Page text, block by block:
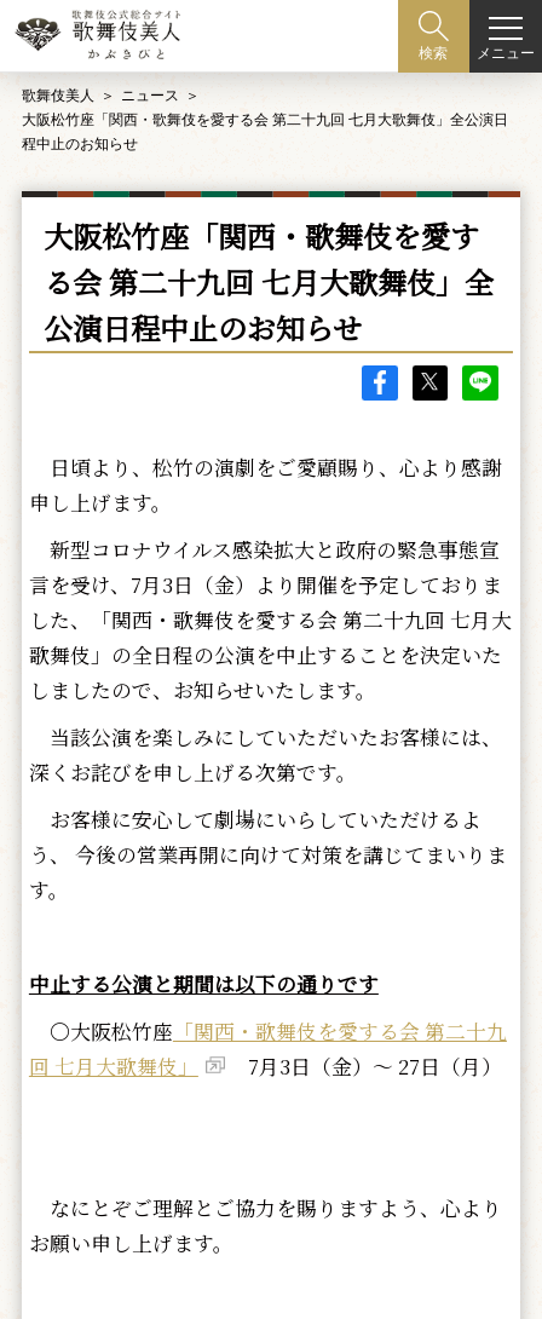
検索 メニュー
歌舞伎美人
ニュース
大阪松竹座「関西・歌舞伎を愛する会 第二十九回 七月大歌舞伎」全公演日
程中止のお知らせ
大阪松竹座「関西・歌舞伎を愛す
る会 第二十九回 七月大歌舞伎」全
公演日程中止のお知らせ
日頃より、松竹の演劇をご愛顧賜り、心より感謝
申し上げます。
新型コロナウイルス感染拡大と政府の緊急事態宣
言を受け、7月3日（金）より開催を予定しておりま
した、「関西・歌舞伎を愛する会 第二十九回 七月大
歌舞伎」の全日程の公演を中止することを決定いた
しましたので、お知らせいたします。
当該公演を楽しみにしていただいたお客様には、
深くお詫びを申し上げる次第です。
お客様に安心して劇場にいらしていただけるよ
う、 今後の営業再開に向けて対策を講じてまいりま
す。
中止する公演と期間は以下の通りです
〇大阪松竹座 「関西・歌舞伎を愛する会 第二十九
回 七月大歌舞伎」
7月3日（金）～ 27日（月）
なにとぞご理解とご協力を賜りますよう、心より
お願い申し上げます。